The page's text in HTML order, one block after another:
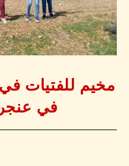
مخيم للفتيات
في